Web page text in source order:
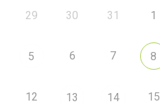
29 30 31 1
5 6 7 8
12 13 14 15